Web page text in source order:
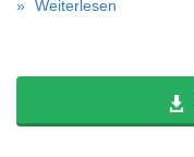
Weiterlesen